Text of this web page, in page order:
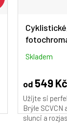
Skladem
od 549 Kč
Užijte si
Brýle
slunci a